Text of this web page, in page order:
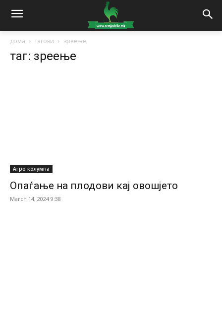
дома тагови зреење
таг: зреење
Агро колумна
Опаѓање на плодови кај овошјето
March 14, 2024 9:38